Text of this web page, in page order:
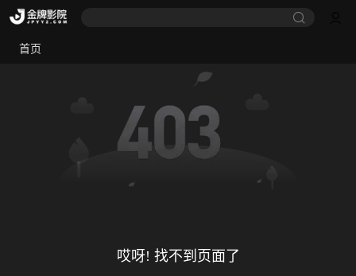
首页
哎呀! 找不到页面了